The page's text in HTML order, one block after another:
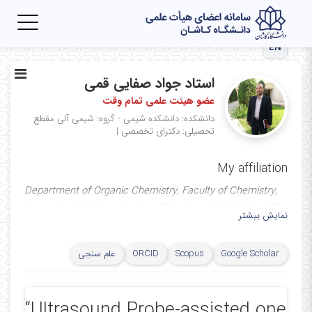
EN
استاد جواد صفایی قمی
عضو هیئت علمی تمام وقت
دانشکده: دانشکده شیمی - گروه: شیمی آلی مقطع
تحصیلی: دکترای تخصصی |
My affiliation
Department of Organic Chemistry, Faculty of Chemistry,
University of Kashan, Kashan, P.O. Box 87317-51167, I. R.
نمایش بیشتر
Google Scholar
Scopus
ORCID علم سنجی